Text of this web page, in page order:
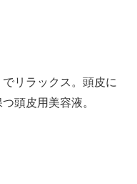
リラックス。頭皮に
頭皮用美容液。